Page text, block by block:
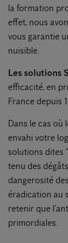
la formation
effet, nous
vous garantie
nuisible.
Les solutions
efficacité, en
France depuis
Dans le cas où
envahi votre
solutions dites
tenu des
dangerosité
éradication au
retenir que
primordiales.